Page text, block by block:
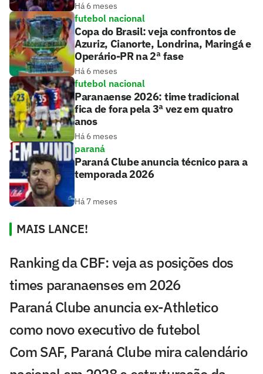
Há 6 meses
futebol nacional
Copa do Brasil: veja confrontos de
Azuriz, Cianorte, Londrina, Maringá e
Operário-PR na 2ª fase
Há 6 meses
futebol nacional
Paranaense 2026: time tradicional
fica de fora pela 3ª vez em quatro
anos
Há 6 meses
paraná
Paraná Clube anuncia técnico para a
temporada 2026
Há 7 meses
MAIS LANCE!
Ranking da CBF: veja as posições dos
times paranaenses em 2026
Paraná Clube anuncia ex-Athletico
como novo executivo de futebol
Com SAF, Paraná Clube mira calendário